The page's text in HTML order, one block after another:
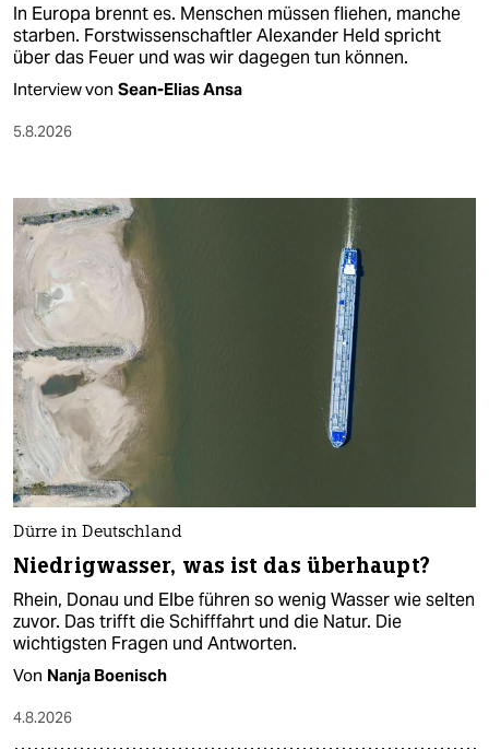
In Europa brennt es. Menschen müssen fliehen, manche
starben. Forstwissenschaftler Alexander Held spricht
über das Feuer und was wir dagegen tun können.
Interview von Sean-Elias Ansa
5.8.2026
Dürre in Deutschland
Niedrigwasser, was ist das überhaupt?
Rhein, Donau und Elbe führen so wenig Wasser wie selten
zuvor. Das trifft die Schifffahrt und die Natur. Die
wichtigsten Fragen und Antworten.
Von Nanja Boenisch
4.8.2026